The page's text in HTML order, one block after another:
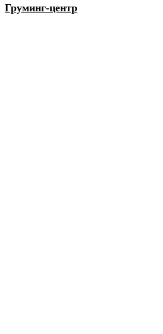
Груминг-центр